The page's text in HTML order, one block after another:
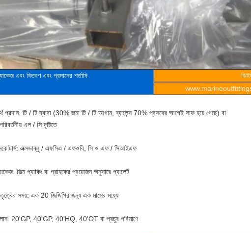
এবং বিতরণ এবং প্রদানের শর্তাদি
প্রদান: টি / টি দ্বারা (30% জমা টি / টি আগাম, ব্যালেন্স 70% প্রসবের আগেই সাফ হয়ে গেছে) বা
এল / সি দৃষ্টিতে
এক্সডাব্লু / এফসিএ / এফওবি, সি ও এফ / সিআইএফ
ফিল্ম প্যাকিং বা গ্রাহকের প্রয়োজন অনুসারে প্যালেট
সময়: এক 20 জিজিপির জন্য এক মাসের মধ্যে
20'GP, 40'GP, 40'HQ, 40'OT বা প্রচুর পরিমাণে